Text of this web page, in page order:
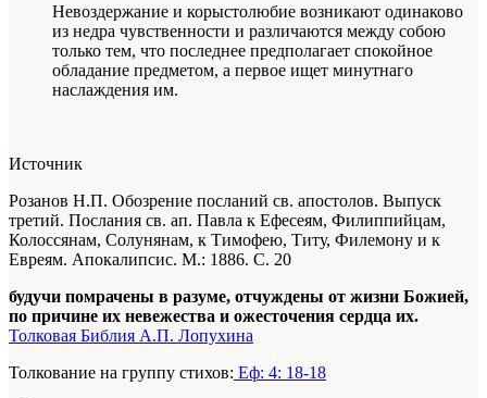
Невоздержание и корыстолюбие возникают одинаково
из недра чувственности и различаются между собою
только тем, что последнее предполагает спокойное
обладание предметом, а первое ищет минутнаго
наслаждения им.
Источник
Розанов Н.П. Обозрение посланий св. апостолов. Выпуск
третий. Послания св. ап. Павла к Ефесеям, Филиппийцам,
Колоссянам, Солунянам, к Тимофею, Титу, Филемону и к
Евреям. Апокалипсис. М.: 1886. С. 20
будучи помрачены в разуме, отчуждены от жизни Божией,
по причине их невежества и ожесточения сердца их.
Толковая Библия А.П. Лопухина
Толкование на группу стихов: Еф: 4: 18-18